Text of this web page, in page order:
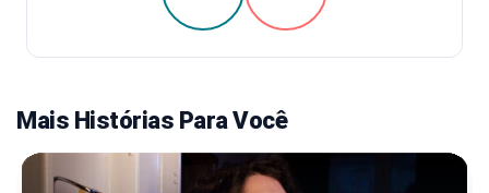
Mais Histórias Para Você